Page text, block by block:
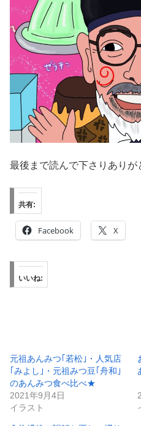
最後まで読んで下さりありが
共有:
Facebook X
いいね:
元祖あんみつ｢若松｣・人気店
｢みよし｣・元祖みつ豆｢舟和｣
のあんみつ食べ比べ★
2021年9月4日
イラスト